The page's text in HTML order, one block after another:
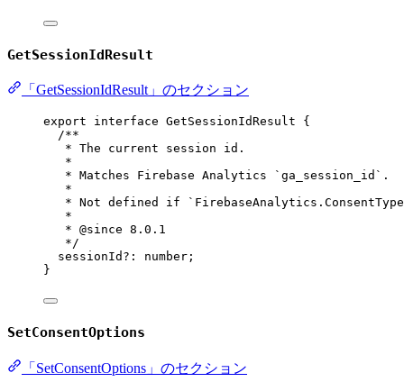
GetSessionIdResult
「GetSessionIdResult」のセクション
export interface GetSessionIdResult {
/**
* The current session id.
*
* Matches Firebase Analytics `ga_session_id`.
*
* Not defined if
*
* @since 8.0.1
*/
sessionId ?: number ;
}
SetConsentOptions
「SetConsentOptions」のセクション